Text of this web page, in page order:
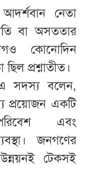
নেতা
বা অসততার
কোনোদিন
প্রশ্নাতীত।
এ সদস্য বলেন,
প্রয়োজন একটি
এবং
জনগণের
টেকসই